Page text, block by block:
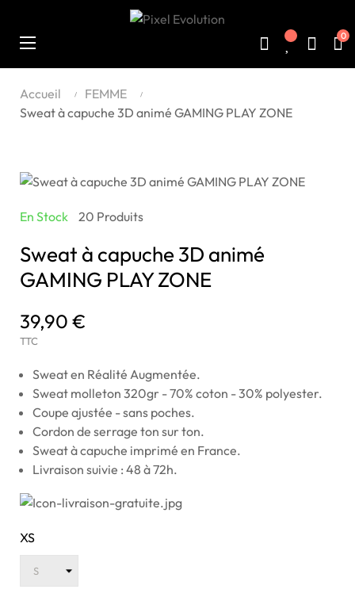
Basculer
☰ 0
Accueil
FEMME
Sweat à capuche 3D animé GAMING PLAY ZONE
En Stock 20 Produits
Sweat à capuche 3D animé
GAMING PLAY ZONE
39,90 €
TTC
Sweat en Réalité Augmentée.
Sweat molleton 320gr - 70% coton - 30% polyester.
Coupe ajustée - sans poches.
Cordon de serrage ton sur ton.
Sweat à capuche imprimé en France.
Livraison suivie : 48 à 72h.
XS